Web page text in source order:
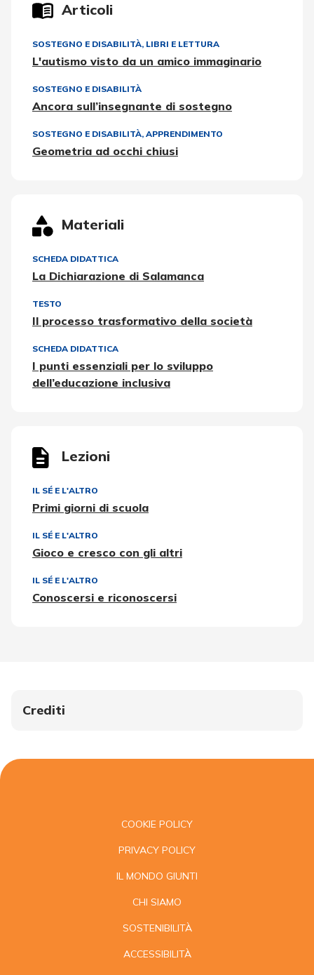
Articoli
SOSTEGNO E DISABILITÀ, LIBRI E LETTURA
L'autismo visto da un amico immaginario
SOSTEGNO E DISABILITÀ
Ancora sull’insegnante di sostegno
SOSTEGNO E DISABILITÀ, APPRENDIMENTO
Geometria ad occhi chiusi
Materiali
SCHEDA DIDATTICA
La Dichiarazione di Salamanca
TESTO
Il processo trasformativo della società
SCHEDA DIDATTICA
I punti essenziali per lo sviluppo
dell’educazione inclusiva
Lezioni
IL SÉ E L'ALTRO
Primi giorni di scuola
IL SÉ E L'ALTRO
Gioco e cresco con gli altri
IL SÉ E L'ALTRO
Conoscersi e riconoscersi
Crediti
COOKIE POLICY
PRIVACY POLICY
IL MONDO GIUNTI
CHI SIAMO
SOSTENIBILITÀ
ACCESSIBILITÀ